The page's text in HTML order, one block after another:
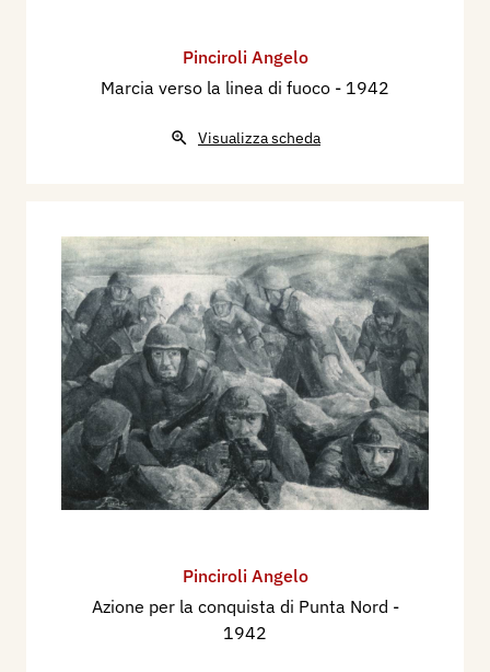
Pinciroli Angelo
Marcia verso la linea di fuoco - 1942
Visualizza scheda
Pinciroli Angelo
Azione per la conquista di Punta Nord -
1942